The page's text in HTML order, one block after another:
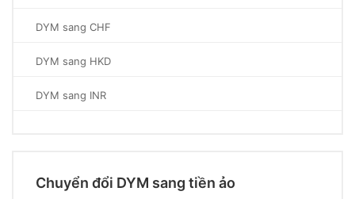
DYM sang CHF
DYM sang HKD
DYM sang INR
Chuyển đổi DYM sang tiền ảo